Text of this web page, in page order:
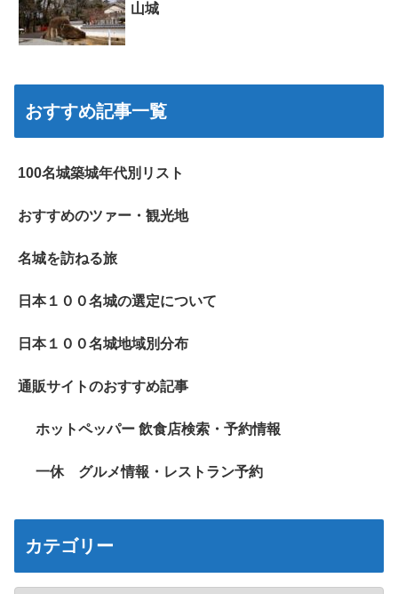
山城
おすすめ記事一覧
100名城築城年代別リスト
おすすめのツァー・観光地
名城を訪ねる旅
日本１００名城の選定について
日本１００名城地域別分布
通販サイトのおすすめ記事
ホットペッパー 飲食店検索・予約情報
一休 グルメ情報・レストラン予約
カテゴリー